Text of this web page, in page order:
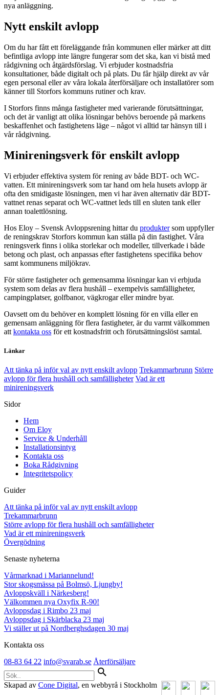
nya anläggning.
Nytt enskilt avlopp
Om du har fått ett föreläggande från kommunen eller märker att ditt
befintliga avlopp inte längre fungerar som det ska, kan vi bistå med
rådgivning och åtgärdsförslag. Vi erbjuder kostnadsfria
konsultationer, både digitalt och på plats. Du får hjälp direkt av vår
egen personal eller av våra lokala återförsäljare och installatörer som
känner till Storfors kommuns rutiner och krav.
I Storfors finns många fastigheter med varierande förutsättningar,
och det är vanligt att olika lösningar behövs beroende på markens
beskaffenhet och fastighetens läge – något vi alltid tar hänsyn till i
vår rådgivning.
Minireningsverk för enskilt avlopp
Vi erbjuder effektiva system för rening av både BDT- och WC-
vatten. Ett minireningsverk som tar hand om hela husets avlopp är
ofta den smidigaste lösningen, men vi har även alternativ där BDT-
vattnet renas separat och WC-vattnet leds till en sluten tank eller
annan toalettlösning.
Hos Eloy – Svensk Avloppsrening hittar du produktersom uppfyller
de reningskrav Storfors kommun kan ställa på din fastighet. Våra
reningsverk finns i olika storlekar och modeller, tillverkade i både
betong och plast, och anpassas efter fastighetens specifika behov
samt kommunens miljökrav.
För större fastigheter och gemensamma lösningar kan vi erbjuda
system som delas av flera hushåll – exempelvis samfälligheter,
campingplatser, golfbanor, vägkrogar eller mindre byar.
Oavsett om du behöver en komplett lösning för en villa eller en
gemensam anläggning för flera fastigheter, är du varmt välkommen
att kontakta oss för ett kostnadsfritt och förutsättningslöst samtal.
Länkar
Att tänka på inför val av nytt enskilt avlopp Trekammarbrunn Större
avlopp för flera hushåll och samfälligheter Vad är ett
minireningsverk
Sidor
Hem
Om Eloy
Service & Underhåll
Installationsintyg
Kontakta oss
Boka Rådgivning
Integritetspolicy
Guider
Att tänka på inför val av nytt enskilt avlopp
Trekammarbrunn
Större avlopp för flera hushåll och samfälligheter
Vad är ett minireningsverk
Övergödning
Senaste nyheterna
Vårmarknad i Mariannelund!
Stor skogsmässa på Bolmsö, Ljungby!
Avloppskväll i Närkesberg!
Välkommen nya Oxyfix R-90!
Avloppsdag i Rimbo 23 maj
Avloppsdag i Skärblacka 23 maj
Vi ställer ut på Nordberghsdagen 30 maj
Kontakta oss
08-83 64 22 info@svarab.se Återförsäljare
search
Skapad av Cone Digital, en webbyrå i Stockholm